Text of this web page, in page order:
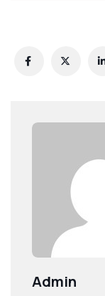
Admin